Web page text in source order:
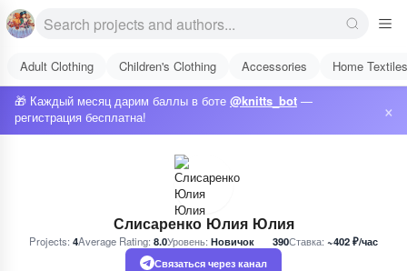
Adult Clothing Children's Clothing Accessories
Home Textiles
🎁 Каждый месяц дарим баллы в боте @knitts_bot —
регистрация бесплатна!
×
Слисаренко Юлия Юлия
Projects: 4Average Rating: 8.0Уровень: Новичок 390Ставка:~402 ₽/час
Связаться через канал